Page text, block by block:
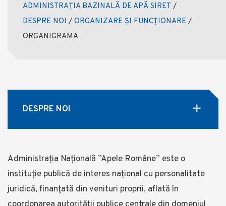
ADMINISTRAȚIA BAZINALĂ DE APĂ SIRET /
DESPRE NOI / ORGANIZARE ȘI FUNCȚIONARE /
ORGANIGRAMA
DESPRE NOI
Administrația Națională ”Apele Române” este o
instituție publică de interes național cu personalitate
juridică, finanţată din venituri proprii, aflată în